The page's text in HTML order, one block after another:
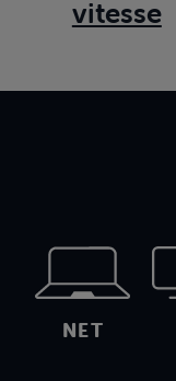
vitesse
NET